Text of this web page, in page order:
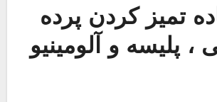
تمیز کردن پرده
، پلیسه و آلومینیو